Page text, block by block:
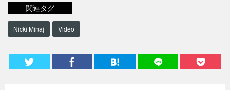
関連タグ
Nicki Minaj Video